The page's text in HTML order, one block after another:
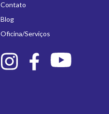
Contato
Blog
Oficina/Serviços